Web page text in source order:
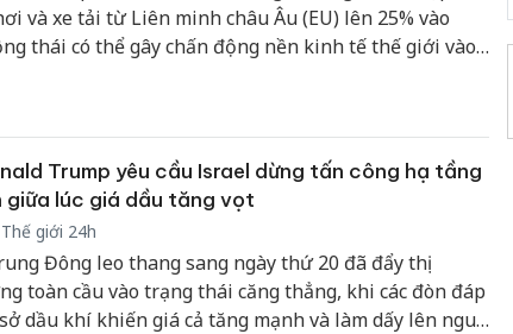
và xe tải từ Liên minh châu Âu (EU) lên 25% vào
thái có thể gây chấn động nền kinh tế thế giới vào
Trump yêu cầu Israel dừng tấn công hạ tầng
giữa lúc giá dầu tăng vọt
Thế giới 24h
Đông leo thang sang ngày thứ 20 đã đẩy thị
toàn cầu vào trạng thái căng thẳng, khi các đòn đáp
dầu khí khiến giá cả tăng mạnh và làm dấy lên nguy